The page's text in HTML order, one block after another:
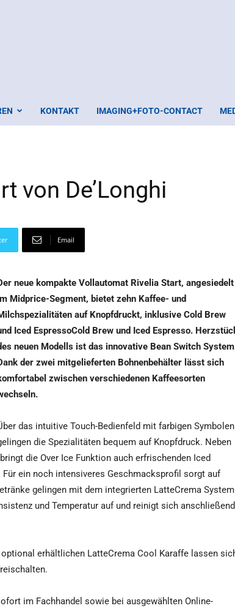
KONTAKT IMAGING+FOTO-CONTACT
von De’Longhi
Email
neue kompakte Vollautomat Rivelia Start, angesiedelt
Midprice-Segment, bietet zehn Kaffee- und
auf Knopfdruckt, inklusive Cold Brew
Iced EspressoCold Brew und Iced Espresso.
neuen Modells ist das innovative Bean Switch
der zwei mitgelieferten Bohnenbehälter lässt sich
zwischen verschiedenen Kaffeesorten
das intuitive Touch-Bedienfeld mit farbigen Symbolen
die Spezialitäten bequem auf Knopfdruck. Neben
die Over Ice Funktion auch erfrischenden Iced
ein noch intensiveres Geschmacksprofil sorgt auf
gelingen mit dem integrierten LatteCrema
und Temperatur auf und reinigt sich anschließend
erhältlichen LatteCrema Cool Karaffe lassen
im Fachhandel sowie bei ausgewählten Online-